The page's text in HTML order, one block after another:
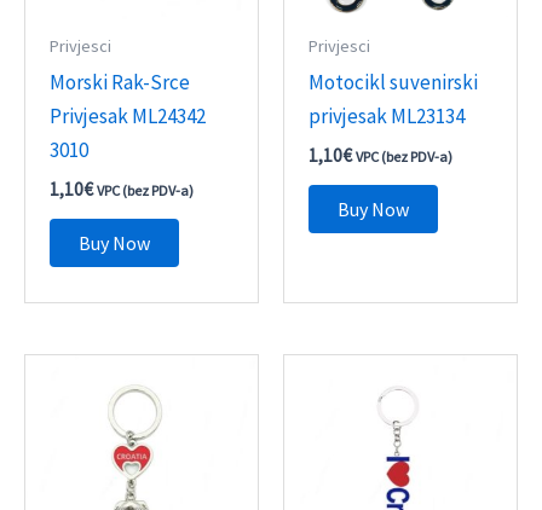
Privjesci
Morski Rak-Srce
Privjesak ML24342
3010
1,10€ VPC (bez PDV-a)
Buy Now
Privjesci
Motocikl suvenirski
privjesak ML23134
1,10€ VPC (bez PDV-a)
Buy Now